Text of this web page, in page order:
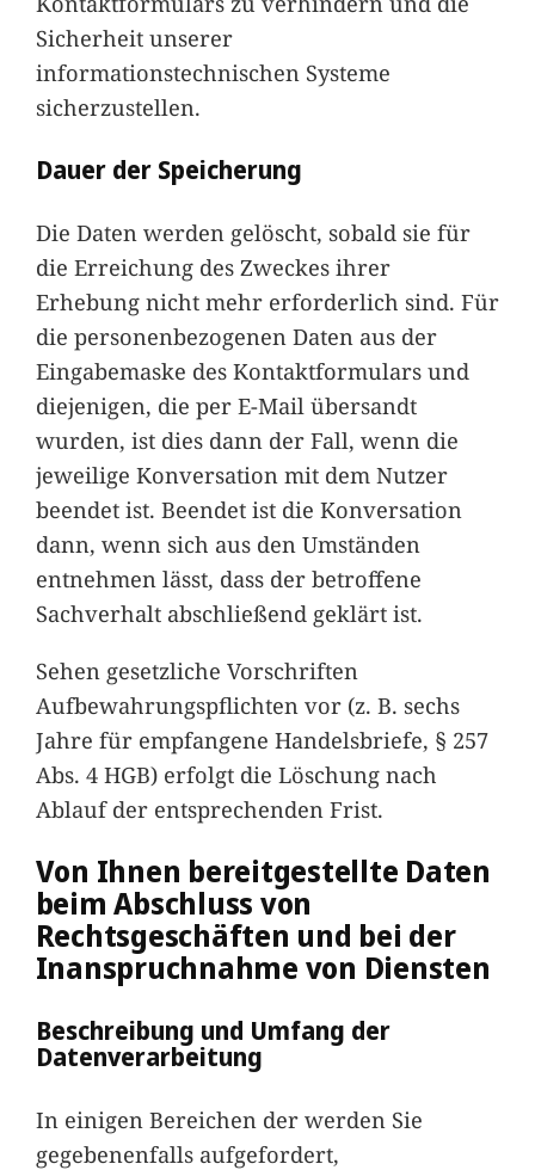
Sicherheit unserer
informationstechnischen Systeme
sicherzustellen.
Dauer der Speicherung
Die Daten werden gelöscht, sobald sie für
die Erreichung des Zweckes ihrer
Erhebung nicht mehr erforderlich sind. Für
die personenbezogenen Daten aus der
Eingabemaske des Kontaktformulars und
diejenigen, die per E-Mail übersandt
wurden, ist dies dann der Fall, wenn die
jeweilige Konversation mit dem Nutzer
beendet ist. Beendet ist die Konversation
dann, wenn sich aus den Umständen
entnehmen lässt, dass der betroffene
Sachverhalt abschließend geklärt ist.
Sehen gesetzliche Vorschriften
Aufbewahrungspflichten vor (z. B. sechs
Jahre für empfangene Handelsbriefe, § 257
Abs. 4 HGB) erfolgt die Löschung nach
Ablauf der entsprechenden Frist.
Von Ihnen bereitgestellte Daten
beim Abschluss von
Rechtsgeschäften und bei der
Inanspruchnahme von Diensten
Beschreibung und Umfang der
Datenverarbeitung
In einigen Bereichen der werden Sie
gegebenenfalls aufgefordert,